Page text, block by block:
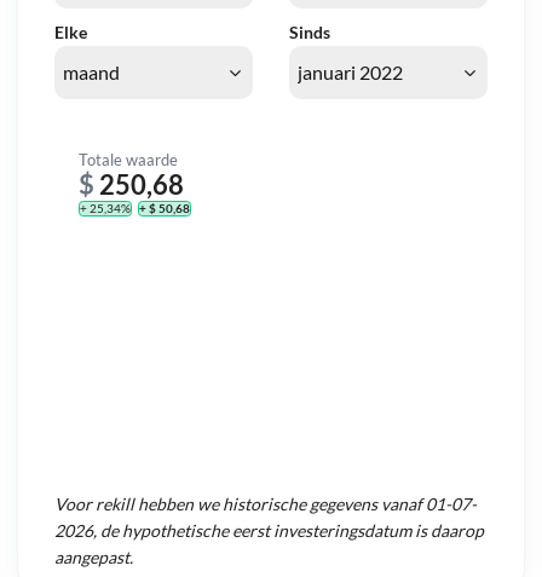
Elke Sinds
Totale waarde
$ 250,68
+ 25,34% + $ 50,68
Voorrekillhebben we historische gegevens vanaf01-07-
2026, de hypothetische eerst investeringsdatum is daarop
aangepast.